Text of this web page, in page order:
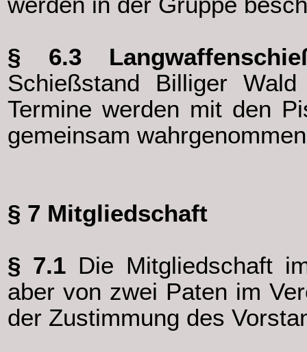
§ 6.3
Schießstand Billiger
Termine werden mit den
gemeinsam
§ 7 Mitgliedschaft
§ 7.1 Die Mitgliedschaft
aber von zwei Paten im
der Zustimmung des